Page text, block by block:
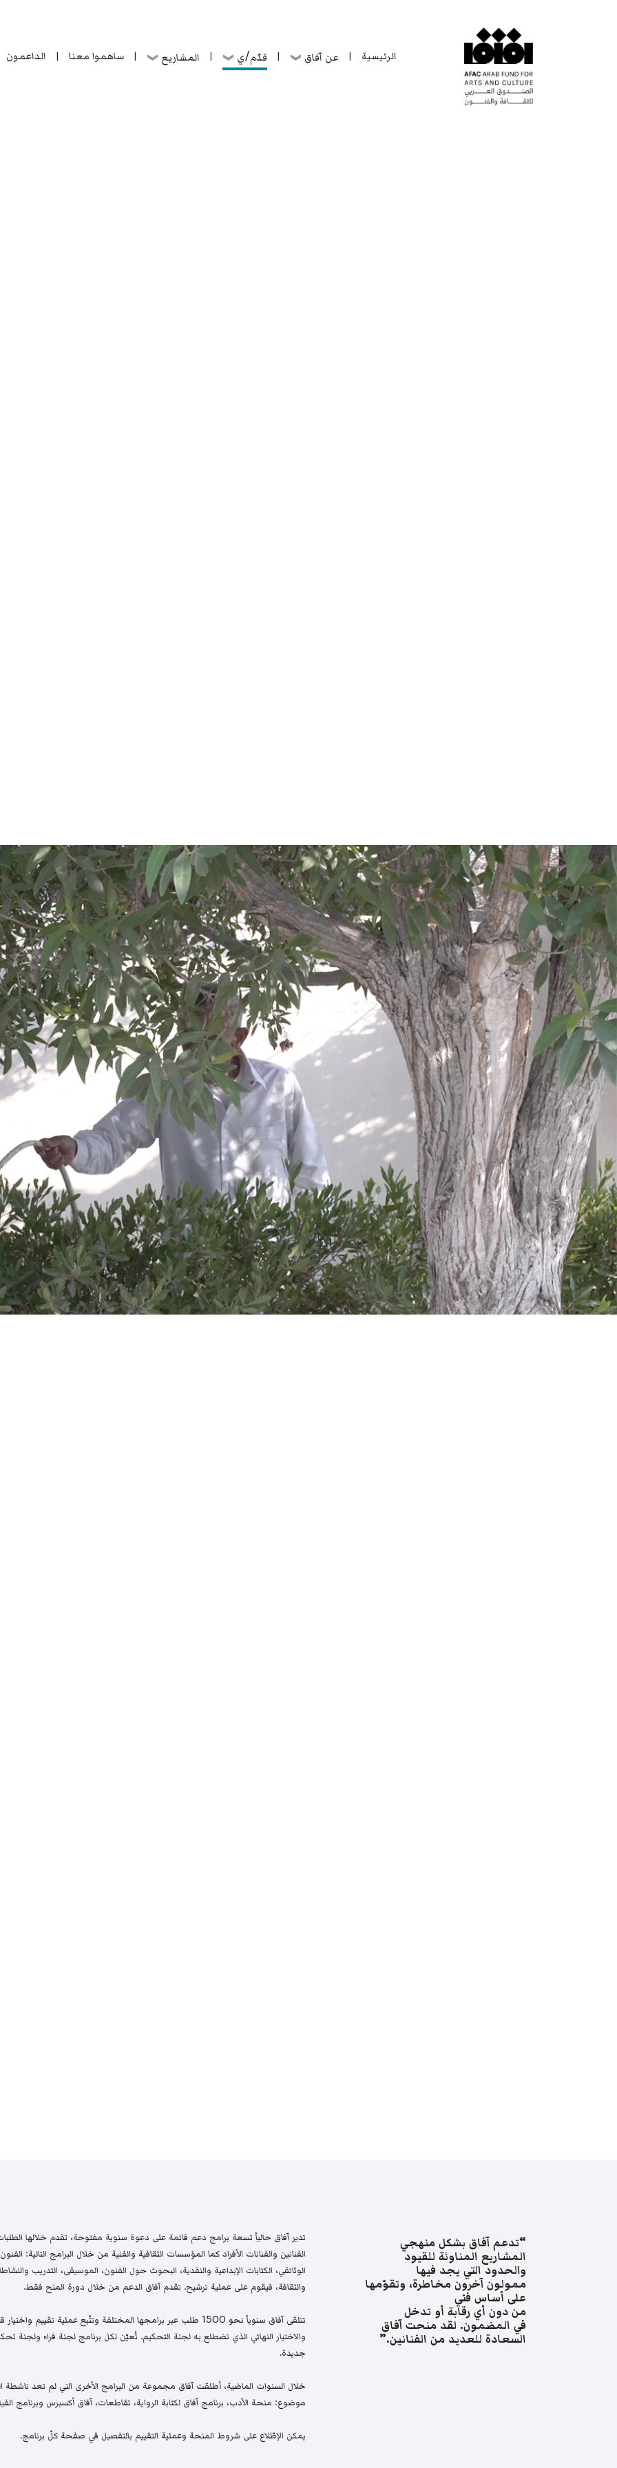
الرئيسية | عن آفاق | قدّم/ي | المشاريع | ساهموا معنا | الداعمون
“تدعم آفاق بشكل منهجي
المشاريع المناوئة للقيود
والحدود التي يجد فيها
ممولون آخرون مخاطرة، وتقوّمها
على أساس فني
من دون أي رقابة أو تدخل
في المضمون. لقد منحت آفاق
السعادة للعديد من الفنانين.”
تدير آفاق حالياً تسعة برامج دعم قائمة على دعوة سنوية مفتوحة، تقدم خلالها
الفنانين والفنانات الأفراد كما المؤسسات الثقافية والفنية من خلال البرامج التالية:
الوثائقي، الكتابات الإبداعية والنقدية، البحوث حول الفنون، الموسيقى، التدريب
والثقافة، فيقوم على عملية ترشيح. تقدم آفاق الدعم من خلال دورة المنح فقط.
تتلقى آفاق سنوياً نحو 1500 طلب عبر برامجها المختلفة وتتّبع عملية
والاختيار النهائي الذي تضطلع به لجنة التحكيم. تُعيّن لكل برنامج لجنة قراء
جديدة.
خلال السنوات الماضية، أطلقت آفاق مجموعة من البرامج الأخرى التي لم تعد ناشطة
موضوع: منحة الأدب، برنامج آفاق لكتابة الرواية، تقاطعات، آفاق أكسبرس وبرنامج
يمكن الإطّلاع على شروط المنحة وعملية التقييم بالتفصيل في صفحة كلّ برنامج.